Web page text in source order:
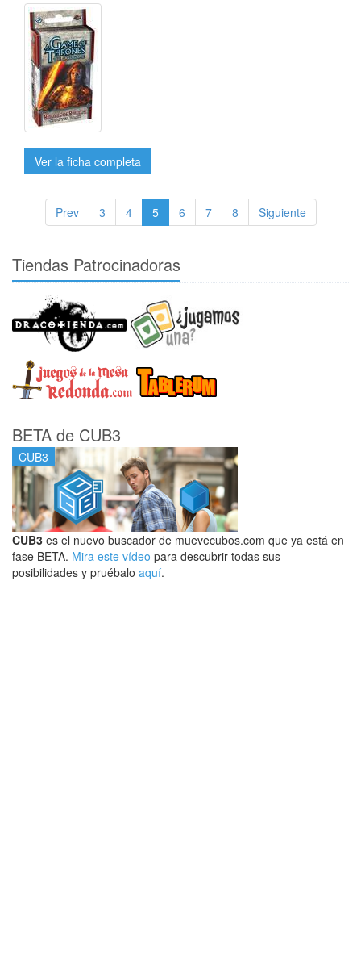
Ver la ficha completa
Prev 3 4 5 6 7 8 Siguiente
Tiendas Patrocinadoras
BETA de CUB3
CUB3
CUB3 es el nuevo buscador de muevecubos.com que ya está en
fase BETA. Mira este vídeo para descubrir todas sus
posibilidades y pruébalo aquí.